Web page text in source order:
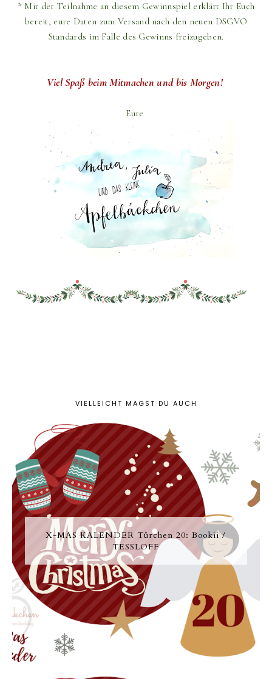
* Mit der Teilnahme an diesem Gewinnspiel erklärt Ihr Euch
bereit, eure Daten zum Versand nach den neuen DSGVO
Standards im Falle des Gewinns freizugeben.
Viel Spaß beim Mitmachen und bis Morgen!
Eure
VIELLEICHT MAGST DU AUCH
X-MAS KALENDER Türchen 20: Bookii /
TESSLOFF